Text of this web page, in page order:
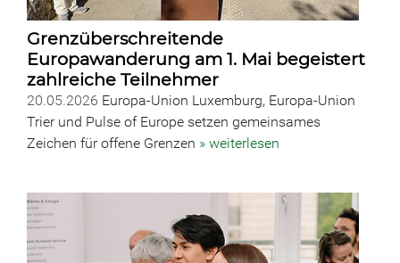
Grenzüberschreitende
Europawanderung am 1. Mai begeistert
zahlreiche Teilnehmer
20.05.2026 Europa-Union Luxemburg, Europa-Union
Trier und Pulse of Europe setzen gemeinsames
Zeichen für offene Grenzen » weiterlesen